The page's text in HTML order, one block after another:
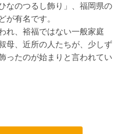
なのつるし飾り」、福岡県の
が有名です。
れ、裕福ではない一般家庭
母、近所の人たちが、少しず
ったのが始まりと言われてい